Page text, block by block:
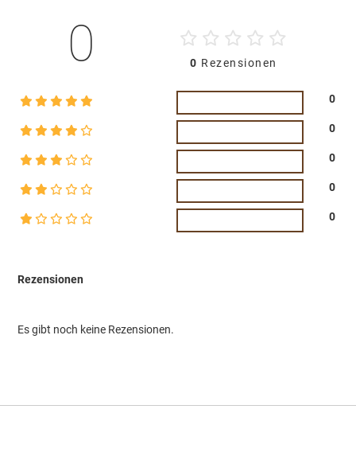
Rezensionen
Es gibt noch keine Rezensionen.
0 0 Rezensionen
0
0
0
0
0